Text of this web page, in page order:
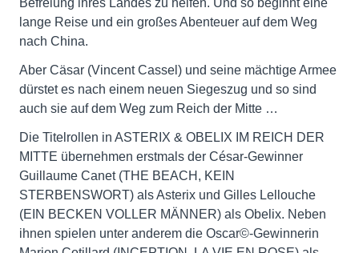
lange Reise und ein großes Abenteuer auf dem Weg
nach China.
Aber Cäsar (Vincent Cassel) und seine mächtige Armee
dürstet es nach einem neuen Siegeszug und so sind
auch sie auf dem Weg zum Reich der Mitte …
Die Titelrollen in ASTERIX & OBELIX IM REICH DER
MITTE übernehmen erstmals der César-Gewinner
Guillaume Canet (THE BEACH, KEIN
STERBENSWORT) als Asterix und Gilles Lellouche
(EIN BECKEN VOLLER MÄNNER) als Obelix. Neben
ihnen spielen unter anderem die Oscar©-Gewinnerin